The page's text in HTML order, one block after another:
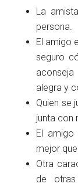
La
persona.
El amigo
seguro
alegra y
Quien se
junta con
El
mejor
Otra
de